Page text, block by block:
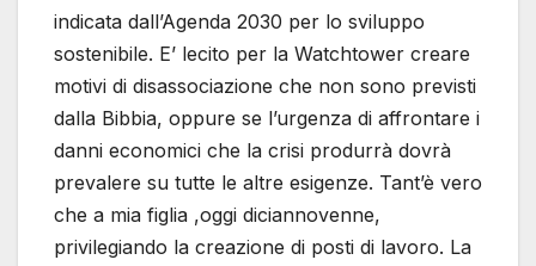
indicata dall’Agenda 2030 per lo sviluppo
sostenibile. E’ lecito per la Watchtower creare
motivi di disassociazione che non sono previsti
dalla Bibbia, oppure se l’urgenza di affrontare i
danni economici che la crisi produrrà dovrà
prevalere su tutte le altre esigenze. Tant’è vero
che a mia figlia ,oggi diciannovenne,
privilegiando la creazione di posti di lavoro. La